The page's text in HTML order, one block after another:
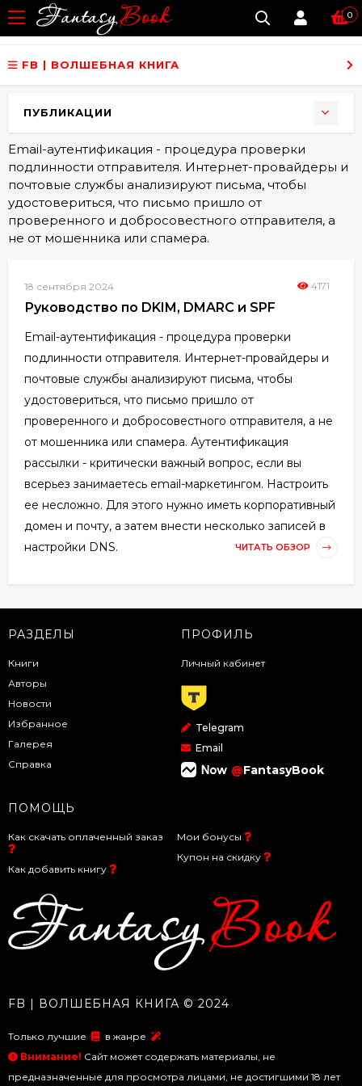
0
FB | ВОЛШЕБНАЯ КНИГА
Email-аутентификация - процедура проверки
подлинности отправителя. Интернет-провайдеры и
почтовые службы анализируют письма, чтобы
удостовериться, что письмо пришло от
проверенного и добросовестного отправителя, а
не от мошенника или спамера.
18 сентября 2024 4171
Руководство по DKIM, DMARC и SPF
Email-аутентификация - процедура проверки
подлинности отправителя. Интернет-провайдеры и
почтовые службы анализируют письма, чтобы
удостовериться, что письмо пришло от
проверенного и добросовестного отправителя, а не
от мошенника или спамера. Аутентификация
рассылки - критически важный вопрос, если вы
всерьез занимаетесь email-маркетингом. Настроить
ее несложно. Для этого нужно иметь корпоративный
домен и почту, а затем внести несколько записей в
настройки DNS.
ЧИТАТЬ ОБЗОР
ПУБЛИКАЦИИ
РАЗДЕЛЫ
Книги
Авторы
Новости
Избранное
Галерея
Справка
ПРОФИЛЬ
Личный кабинет
Telegram
Email
@FantasyBook
ПОМОЩЬ
Как скачать оплаченный заказ
Как добавить книгу
Мои бонусы
Купон на скидку
FB | ВОЛШЕБНАЯ КНИГА © 2024
Только лучшие
в жанре
Внимание! Сайт может содержать материалы, не
предназначенные для просмотра лицами, не достигшими 18 лет